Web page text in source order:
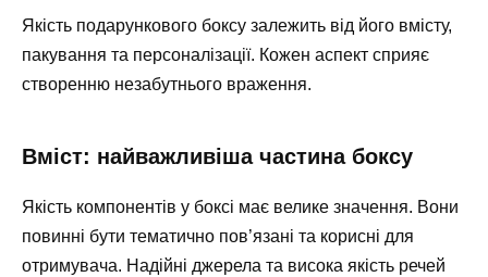
Якість подарункового боксу залежить від його вмісту,
пакування та персоналізації. Кожен аспект сприяє
створенню незабутнього враження.
Вміст: найважливіша частина боксу
Якість компонентів у боксі має велике значення. Вони
повинні бути тематично пов’язані та корисні для
отримувача. Надійні джерела та висока якість речей